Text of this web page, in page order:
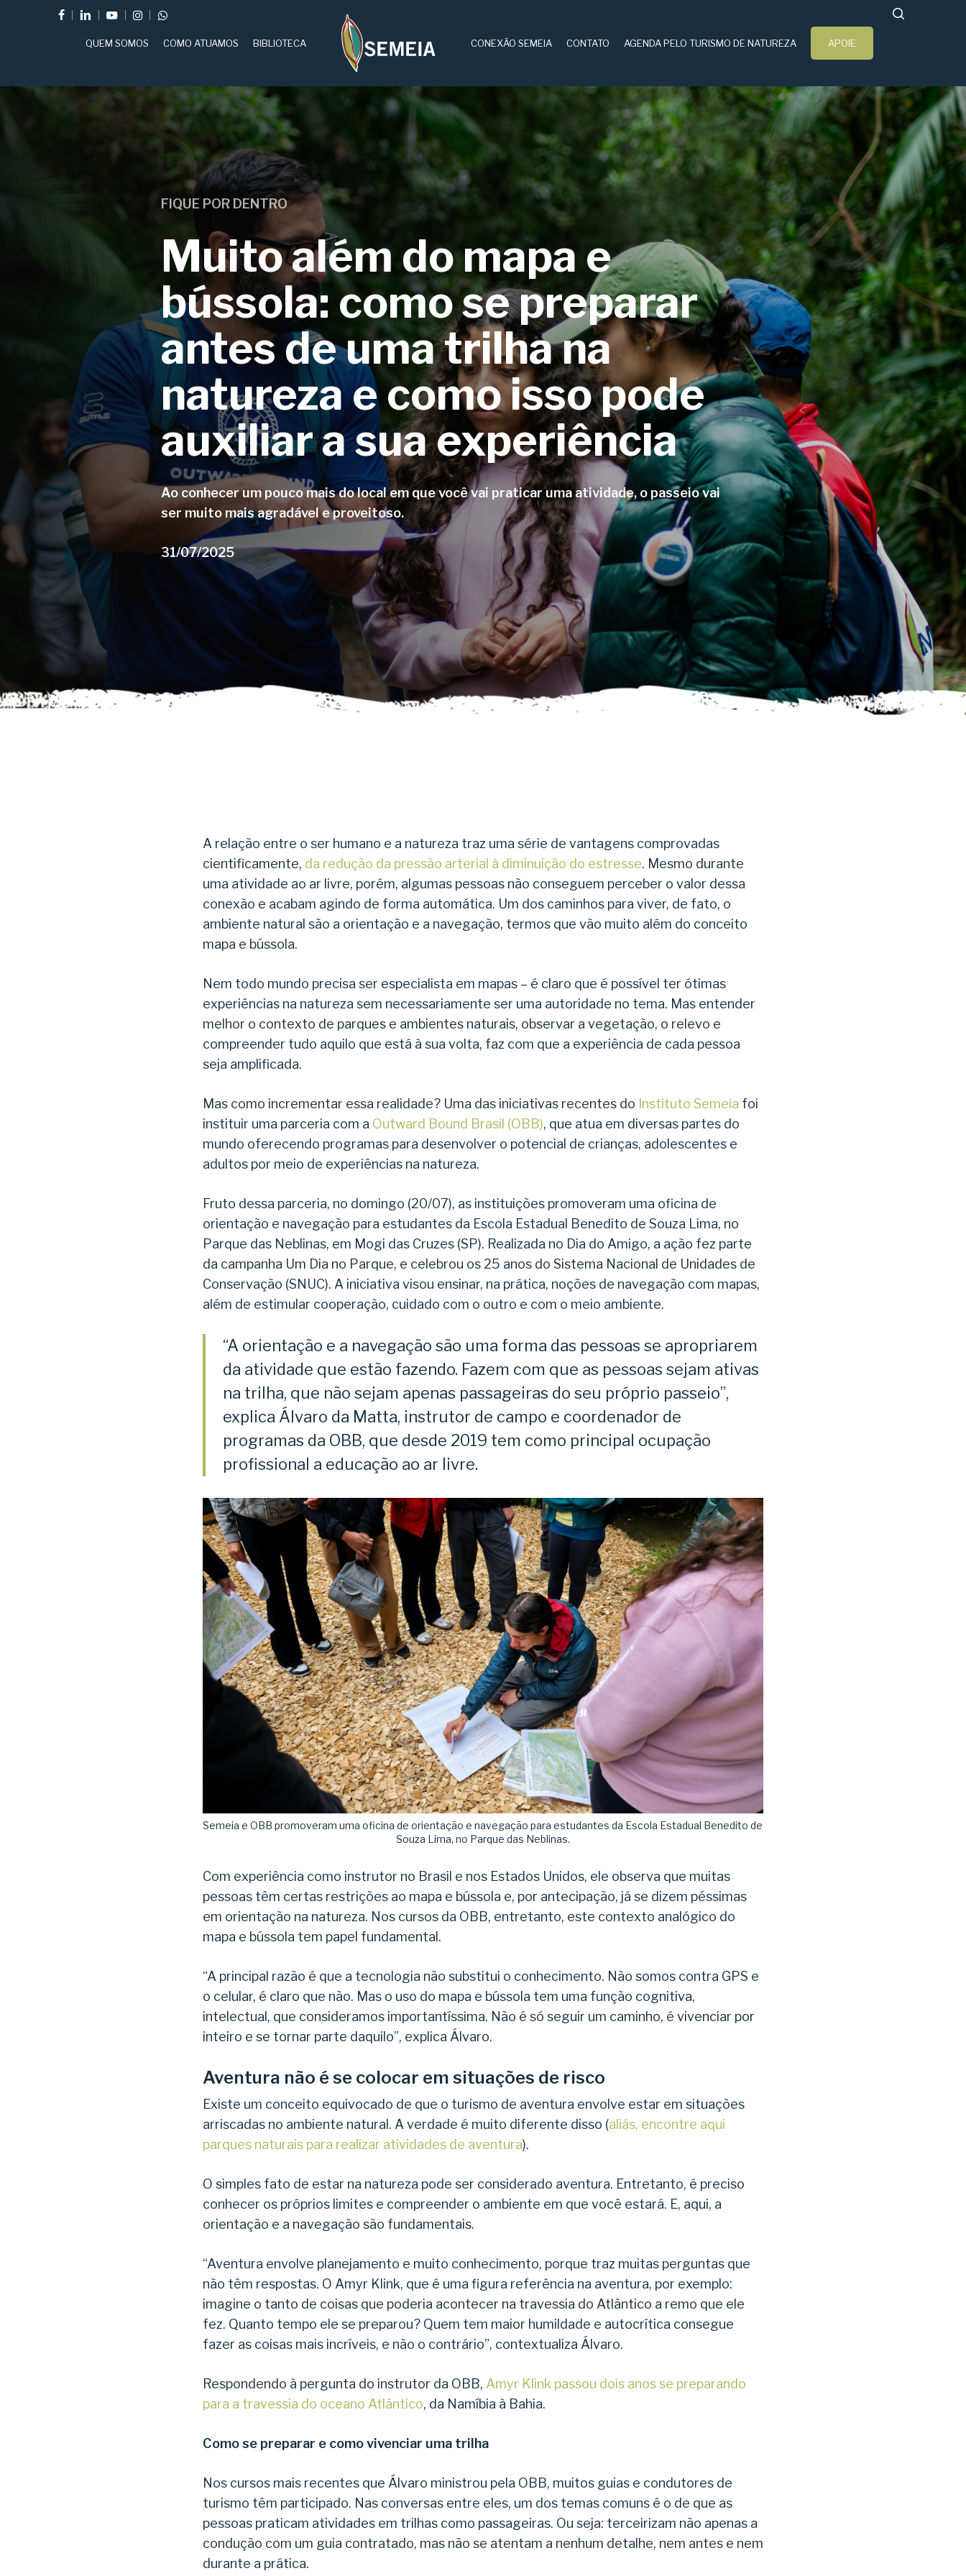
FACEBOOKLINKEDINYOUTUBEINSTAGRAMWHATSAPP
Aperte enter para pesquisar ou ESC para fechar
QUEM SOMOS COMO ATUAMOS BIBLIOTECA CONEXÃO SEMEIA CONTATO AGENDA PELO TURISMO DE NATUREZA APOIE
FIQUE POR DENTRO
Muito além do mapa e
bússola: como se preparar
antes de uma trilha na
natureza e como isso pode
auxiliar a sua experiência
Ao conhecer um pouco mais do local em que você vai praticar uma atividade, o passeio vai
ser muito mais agradável e proveitoso.
31/07/2025
A relação entre o ser humano e a natureza traz uma série de vantagens comprovadas
cientificamente, da redução da pressão arterial à diminuição do estresse. Mesmo durante
uma atividade ao ar livre, porém, algumas pessoas não conseguem perceber o valor dessa
conexão e acabam agindo de forma automática. Um dos caminhos para viver, de fato, o
ambiente natural são a orientação e a navegação, termos que vão muito além do conceito
mapa e bússola.
Nem todo mundo precisa ser especialista em mapas – é claro que é possível ter ótimas
experiências na natureza sem necessariamente ser uma autoridade no tema. Mas entender
melhor o contexto de parques e ambientes naturais, observar a vegetação, o relevo e
compreender tudo aquilo que está à sua volta, faz com que a experiência de cada pessoa
seja amplificada.
Mas como incrementar essa realidade? Uma das iniciativas recentes do Instituto Semeia foi
instituir uma parceria com a Outward Bound Brasil (OBB), que atua em diversas partes do
mundo oferecendo programas para desenvolver o potencial de crianças, adolescentes e
adultos por meio de experiências na natureza.
Fruto dessa parceria, no domingo (20/07), as instituições promoveram uma oficina de
orientação e navegação para estudantes da Escola Estadual Benedito de Souza Lima, no
Parque das Neblinas, em Mogi das Cruzes (SP). Realizada no Dia do Amigo, a ação fez parte
da campanha Um Dia no Parque, e celebrou os 25 anos do Sistema Nacional de Unidades de
Conservação (SNUC). A iniciativa visou ensinar, na prática, noções de navegação com mapas,
além de estimular cooperação, cuidado com o outro e com o meio ambiente.
“A orientação e a navegação são uma forma das pessoas se apropriarem
da atividade que estão fazendo. Fazem com que as pessoas sejam ativas
na trilha, que não sejam apenas passageiras do seu próprio passeio”,
explica Álvaro da Matta, instrutor de campo e coordenador de
programas da OBB, que desde 2019 tem como principal ocupação
profissional a educação ao ar livre.
Semeia e OBB promoveram uma oficina de orientação e navegação para estudantes da Escola Estadual Benedito de
Souza Lima, no Parque das Neblinas.
Com experiência como instrutor no Brasil e nos Estados Unidos, ele observa que muitas
pessoas têm certas restrições ao mapa e bússola e, por antecipação, já se dizem péssimas
em orientação na natureza. Nos cursos da OBB, entretanto, este contexto analógico do
mapa e bússola tem papel fundamental.
“A principal razão é que a tecnologia não substitui o conhecimento. Não somos contra GPS e
o celular, é claro que não. Mas o uso do mapa e bússola tem uma função cognitiva,
intelectual, que consideramos importantíssima. Não é só seguir um caminho, é vivenciar por
inteiro e se tornar parte daquilo”, explica Álvaro.
Aventura não é se colocar em situações de risco
Existe um conceito equivocado de que o turismo de aventura envolve estar em situações
arriscadas no ambiente natural. A verdade é muito diferente disso (aliás, encontre aqui
parques naturais para realizar atividades de aventura).
O simples fato de estar na natureza pode ser considerado aventura. Entretanto, é preciso
conhecer os próprios limites e compreender o ambiente em que você estará. E, aqui, a
orientação e a navegação são fundamentais.
“Aventura envolve planejamento e muito conhecimento, porque traz muitas perguntas que
não têm respostas. O Amyr Klink, que é uma figura referência na aventura, por exemplo:
imagine o tanto de coisas que poderia acontecer na travessia do Atlântico a remo que ele
fez. Quanto tempo ele se preparou? Quem tem maior humildade e autocrítica consegue
fazer as coisas mais incríveis, e não o contrário”, contextualiza Álvaro.
Respondendo à pergunta do instrutor da OBB, Amyr Klink passou dois anos se preparando
para a travessia do oceano Atlântico, da Namíbia à Bahia.
Como se preparar e como vivenciar uma trilha
Nos cursos mais recentes que Álvaro ministrou pela OBB, muitos guias e condutores de
turismo têm participado. Nas conversas entre eles, um dos temas comuns é o de que as
pessoas praticam atividades em trilhas como passageiras. Ou seja: terceirizam não apenas a
condução com um guia contratado, mas não se atentam a nenhum detalhe, nem antes e nem
durante a prática.